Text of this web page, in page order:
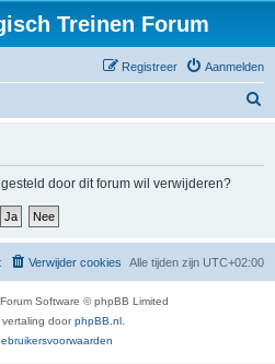
Treinen Forum
Aanmelden
Registreer
door dit forum wil verwijderen?
Alle tijden zijn UTC+02:00
Verwijder cookies
Software © phpBB Limited
doorphpBB.nl